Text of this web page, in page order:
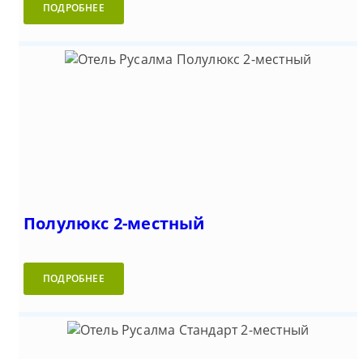
ПОДРОБНЕЕ
Полулюкс 2-местный
ПОДРОБНЕЕ